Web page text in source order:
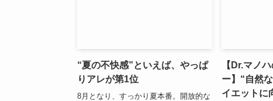
“夏の不快感”といえば、やっぱ
りアレが第1位
8月となり、すっかり夏本番。開放的な
【Dr.マノ
ー】“自然
イエットに